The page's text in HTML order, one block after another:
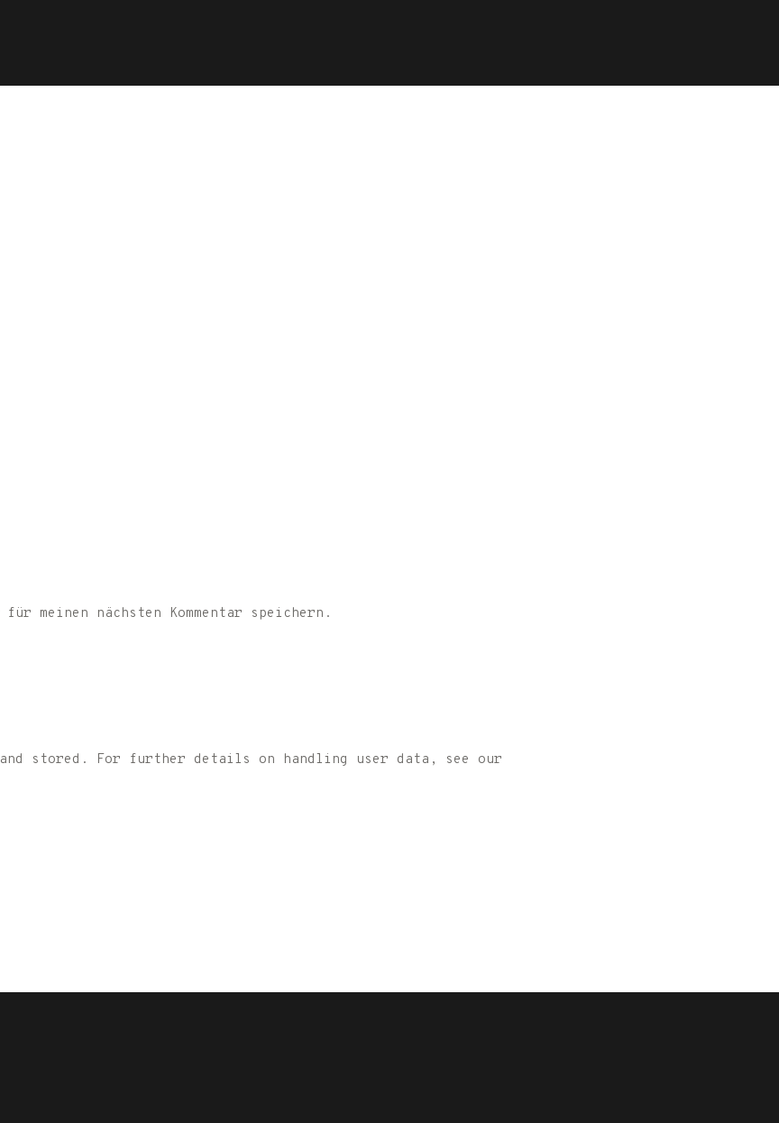
meinen nächsten Kommentar speichern.
stored. For further details on handling user data, see our